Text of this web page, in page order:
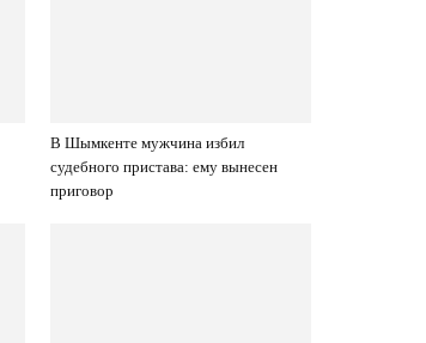
В Шымкенте мужчина избил
судебного пристава: ему вынесен
приговор